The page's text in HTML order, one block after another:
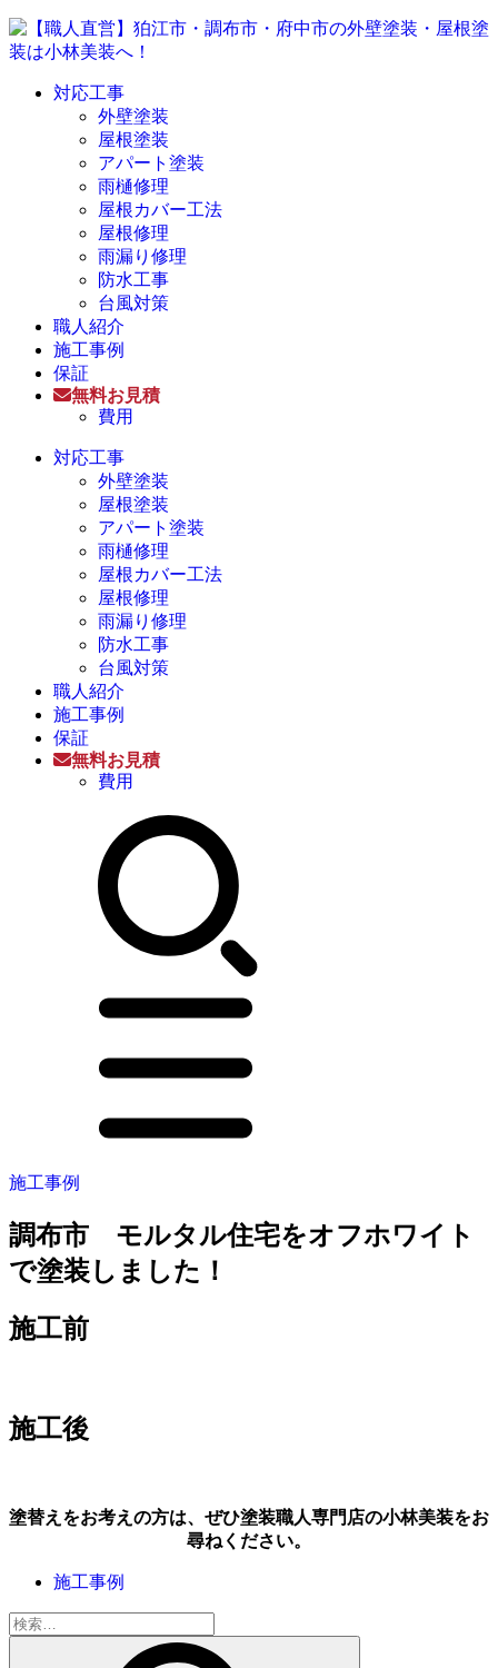
対応工事
外壁塗装
屋根塗装
アパート塗装
雨樋修理
屋根カバー工法
屋根修理
雨漏り修理
防水工事
台風対策
職人紹介
施工事例
保証
無料お見積
費用
対応工事
外壁塗装
屋根塗装
アパート塗装
雨樋修理
屋根カバー工法
屋根修理
雨漏り修理
防水工事
台風対策
職人紹介
施工事例
保証
無料お見積
費用
施工事例
調布市 モルタル住宅をオフホワイト
で塗装しました！
施工前
施工後
塗替えをお考えの方は、ぜひ塗装職人専門店の小林美装をお
尋ねください。
施工事例
検
索: